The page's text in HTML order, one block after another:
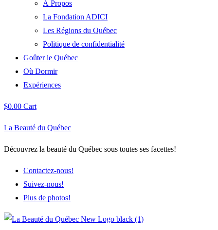
À Propos
La Fondation ADICI
Les Régions du Québec
Politique de confidentialité
Goûter le Québec
Où Dormir
Expériences
$0.00 Cart
La Beauté du Québec
Découvrez la beauté du Québec sous toutes ses facettes!
Contactez-nous!
Suivez-nous!
Plus de photos!